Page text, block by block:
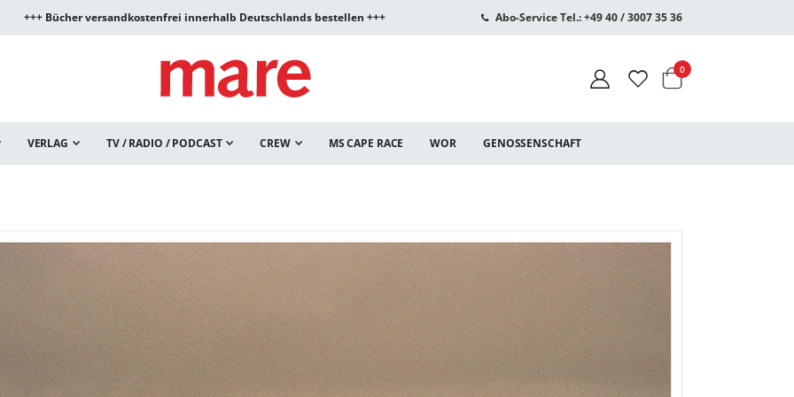
+++ Bücher versandkostenfrei innerhalb Deutschlands bestellen +++ Abo-Service Tel.: +49 40 / 3007 35 36
Warenkorb
0Artikel
VERLAG TV / RADIO / PODCAST CREW MS CAPE RACE WOR GENOSSENSCHAFT